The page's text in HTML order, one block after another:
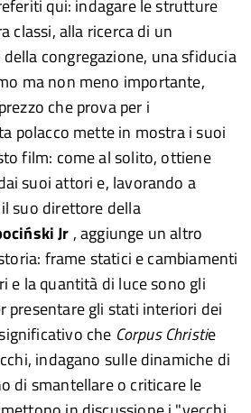
qui: indagare le strutture
classi, alla ricerca di un
congregazione, una sfiducia
ma non meno importante,
che prova per i
polacco mette in mostra i suoi
film: come al solito, ottiene
suoi attori e, lavorando a
suo direttore della
Jr , aggiunge un altro
frame statici e cambiamenti
e la quantità di luce sono gli
presentare gli stati interiori dei
che Corpus Christie
indagano sulle dinamiche di
di smantellare o criticare le